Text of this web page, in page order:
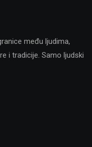
među ljudima,
i tradicije. Samo ljudski